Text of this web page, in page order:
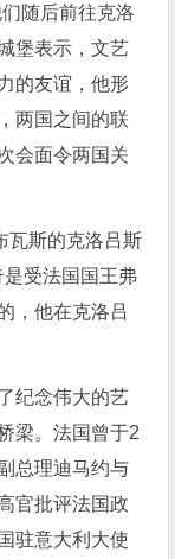
随后前往克洛
堡表示，文艺
的友谊，他形
两国之间的联
会面令两国关
斯的克洛吕斯
是受法国国王弗
，他在克洛吕
纪念伟大的艺
梁。法国曾于2
总理迪马约与
官批评法国政
驻意大利大使